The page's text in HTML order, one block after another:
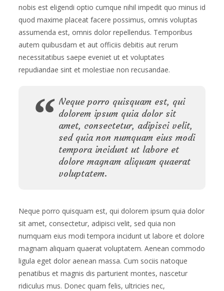
nobis est eligendi optio cumque nihil impedit quo minus id
quod maxime placeat facere possimus, omnis voluptas
assumenda est, omnis dolor repellendus. Temporibus
autem quibusdam et aut officiis debitis aut rerum
necessitatibus saepe eveniet ut et voluptates
repudiandae sint et molestiae non recusandae.
Neque porro quisquam est, qui
dolorem ipsum quia dolor sit
amet, consectetur, adipisci velit,
sed quia non numquam eius modi
tempora incidunt ut labore et
dolore magnam aliquam quaerat
voluptatem.
Neque porro quisquam est, qui dolorem ipsum quia dolor
sit amet, consectetur, adipisci velit, sed quia non
numquam eius modi tempora incidunt ut labore et dolore
magnam aliquam quaerat voluptatem. Aenean commodo
ligula eget dolor aenean massa. Cum sociis natoque
penatibus et magnis dis parturient montes, nascetur
ridiculus mus. Donec quam felis, ultricies nec,